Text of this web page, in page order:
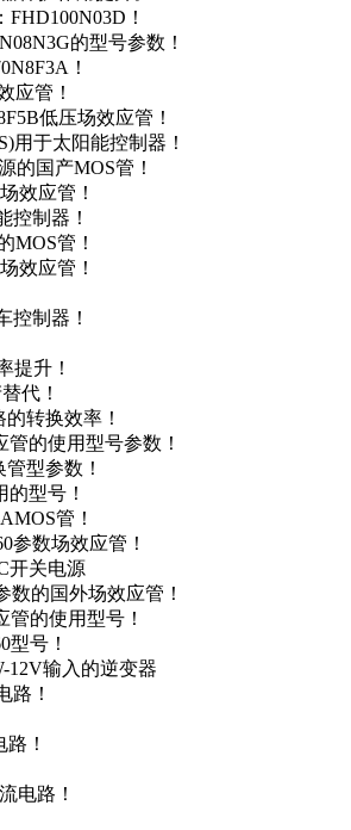
！
的型号参数！
！
应管！
低压场效应管！
用于太阳能控制器！
的国产MOS管！
效应管！
控制器！
MOS管！
效应管！
控制器！
提升！
代！
转换效率！
的使用型号参数！
型参数！
型号！
管！
参数场效应管！
开关电源
数的国外场效应管！
的使用型号！
型号！
12V输入的逆变器
路！
！
电路！